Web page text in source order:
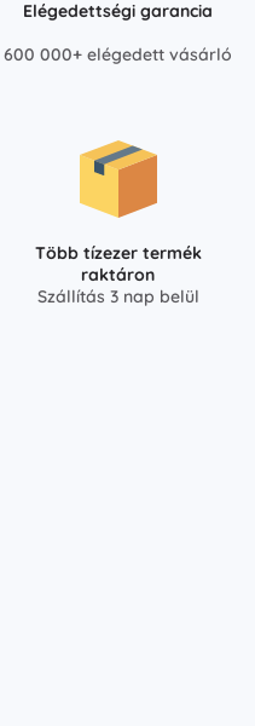
Elégedettségi garancia
600 000+ elégedett vásárló
Több tízezer termék
raktáron
Szállítás 3 nap belül